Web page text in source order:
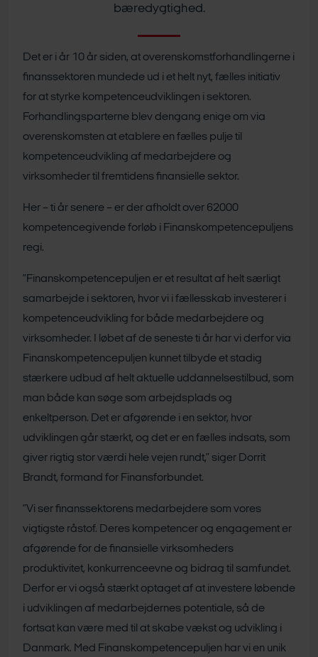
bæredygtighed.
Det er i år 10 år siden, at overenskomstforhandlingerne i
finanssektoren mundede ud i et helt nyt, fælles initiativ
for at styrke kompetenceudviklingen i sektoren.
Forhandlingsparterne blev dengang enige om via
overenskomsten at etablere en fælles pulje til
kompetenceudvikling af medarbejdere og
virksomheder til fremtidens finansielle sektor.
Her – ti år senere – er der afholdt over 62000
kompetencegivende forløb i Finanskompetencepuljens
regi.
”Finanskompetencepuljen er et resultat af helt særligt
samarbejde i sektoren, hvor vi i fællesskab investerer i
kompetenceudvikling for både medarbejdere og
virksomheder. I løbet af de seneste ti år har vi derfor via
Finanskompetencepuljen kunnet tilbyde et stadig
stærkere udbud af helt aktuelle uddannelsestilbud, som
man både kan søge som arbejdsplads og
enkeltperson. Det er afgørende i en sektor, hvor
udviklingen går stærkt, og det er en fælles indsats, som
giver rigtig stor værdi hele vejen rundt,” siger Dorrit
Brandt, formand for Finansforbundet.
”Vi ser finanssektorens medarbejdere som vores
vigtigste råstof. Deres kompetencer og engagement er
afgørende for de finansielle virksomheders
produktivitet, konkurrenceevne og bidrag til samfundet.
Derfor er vi også stærkt optaget af at investere løbende
i udviklingen af medarbejdernes potentiale, så de
fortsat kan være med til at skabe vækst og udvikling i
Danmark. Med Finanskompetencepuljen har vi en unik